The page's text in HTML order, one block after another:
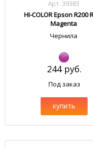
Арт. 39383
HI-COLOR Epson R200
Magenta
Чернила
244 руб.
Под заказ
купить